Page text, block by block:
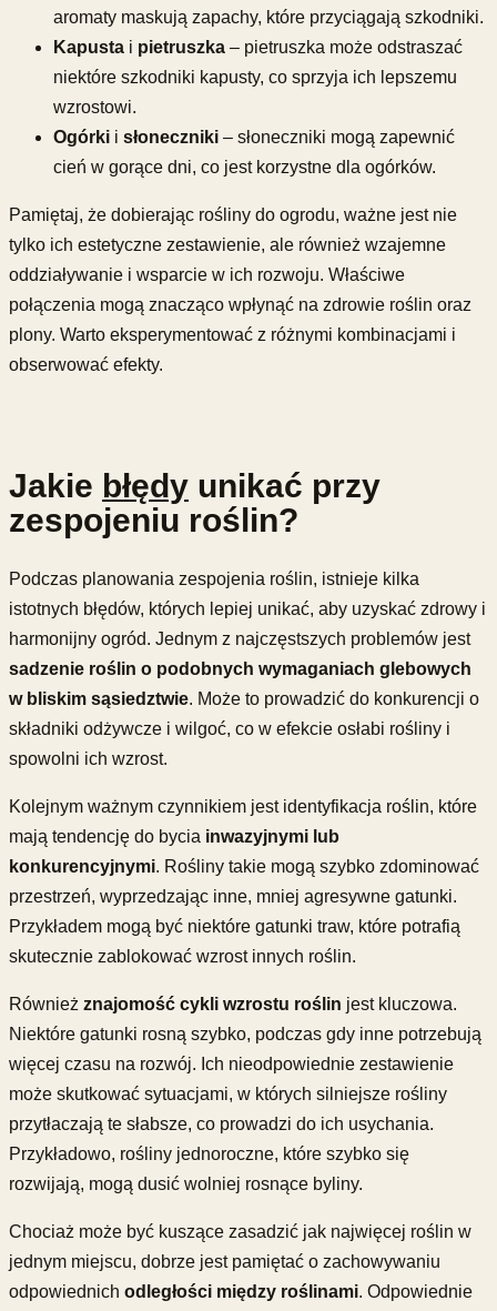
aromaty maskują zapachy, które przyciągają szkodniki.
Kapusta i pietruszka – pietruszka może odstraszać
niektóre szkodniki kapusty, co sprzyja ich lepszemu
wzrostowi.
Ogórki i słoneczniki – słoneczniki mogą zapewnić
cień w gorące dni, co jest korzystne dla ogórków.
Pamiętaj, że dobierając rośliny do ogrodu, ważne jest nie
tylko ich estetyczne zestawienie, ale również wzajemne
oddziaływanie i wsparcie w ich rozwoju. Właściwe
połączenia mogą znacząco wpłynąć na zdrowie roślin oraz
plony. Warto eksperymentować z różnymi kombinacjami i
obserwować efekty.
Jakie błędy unikać przy
zespojeniu roślin?
Podczas planowania zespojenia roślin, istnieje kilka
istotnych błędów, których lepiej unikać, aby uzyskać zdrowy i
harmonijny ogród. Jednym z najczęstszych problemów jest
sadzenie roślin o podobnych wymaganiach glebowych
w bliskim sąsiedztwie. Może to prowadzić do konkurencji o
składniki odżywcze i wilgoć, co w efekcie osłabi rośliny i
spowolni ich wzrost.
Kolejnym ważnym czynnikiem jest identyfikacja roślin, które
mają tendencję do bycia inwazyjnymi lub
konkurencyjnymi. Rośliny takie mogą szybko zdominować
przestrzeń, wyprzedzając inne, mniej agresywne gatunki.
Przykładem mogą być niektóre gatunki traw, które potrafią
skutecznie zablokować wzrost innych roślin.
Również znajomość cykli wzrostu roślin jest kluczowa.
Niektóre gatunki rosną szybko, podczas gdy inne potrzebują
więcej czasu na rozwój. Ich nieodpowiednie zestawienie
może skutkować sytuacjami, w których silniejsze rośliny
przytłaczają te słabsze, co prowadzi do ich usychania.
Przykładowo, rośliny jednoroczne, które szybko się
rozwijają, mogą dusić wolniej rosnące byliny.
Chociaż może być kuszące zasadzić jak najwięcej roślin w
jednym miejscu, dobrze jest pamiętać o zachowywaniu
odpowiednich odległości między roślinami. Odpowiednie